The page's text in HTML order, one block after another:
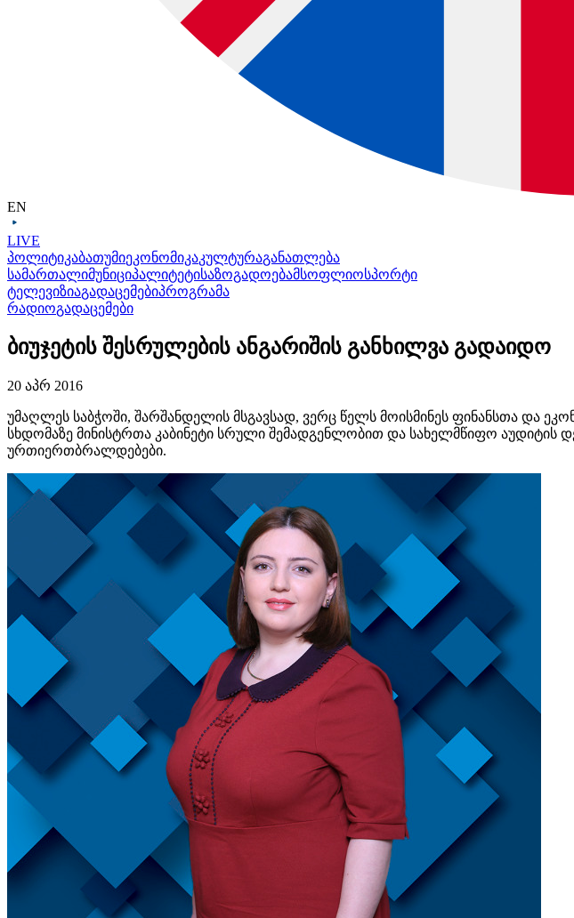
EN
LIVE
პოლიტიკაბათუმიეკონომიკაკულტურაგანათლება
სამართალიმუნიციპალიტეტისაზოგადოებამსოფლიოსპორტი
ტელევიზიაგადაცემებიპროგრამა
რადიოგადაცემები
ბიუჯეტის შესრულების ანგარიშის განხილვა გადაიდო
20 აპრ 2016
უმაღლეს საბჭოში, შარშანდელის მსგავსად, ვერც წელს მოისმინეს ფინანსთა და
სხდომაზე მინისტრთა კაბინეტი სრული შემადგენლობით და სახელმწიფო აუდიტის
ურთიერთბრალდებები.